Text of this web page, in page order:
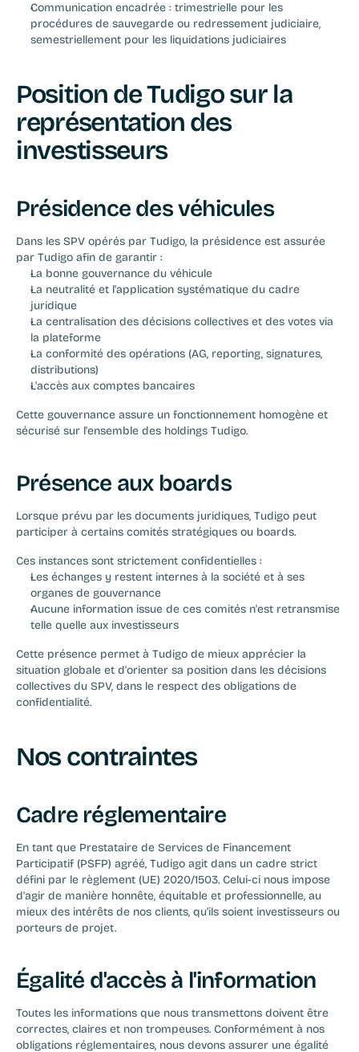
Communication encadrée : trimestrielle pour les
procédures de sauvegarde ou redressement judiciaire,
semestriellement pour les liquidations judiciaires
Position de Tudigo sur la
représentation des
investisseurs
Présidence des véhicules
Dans les SPV opérés par Tudigo, la présidence est assurée
par Tudigo afin de garantir :
La bonne gouvernance du véhicule
La neutralité et l'application systématique du cadre
juridique
La centralisation des décisions collectives et des votes via
la plateforme
La conformité des opérations (AG, reporting, signatures,
distributions)
L'accès aux comptes bancaires
Cette gouvernance assure un fonctionnement homogène et
sécurisé sur l'ensemble des holdings Tudigo.
Présence aux boards
Lorsque prévu par les documents juridiques, Tudigo peut
participer à certains comités stratégiques ou boards.
Ces instances sont strictement confidentielles :
Les échanges y restent internes à la société et à ses
organes de gouvernance
Aucune information issue de ces comités n'est retransmise
telle quelle aux investisseurs
Cette présence permet à Tudigo de mieux apprécier la
situation globale et d'orienter sa position dans les décisions
collectives du SPV, dans le respect des obligations de
confidentialité.
Nos contraintes
Cadre réglementaire
En tant que Prestataire de Services de Financement
Participatif (PSFP) agréé, Tudigo agit dans un cadre strict
défini par le règlement (UE) 2020/1503. Celui-ci nous impose
d'agir de manière honnête, équitable et professionnelle, au
mieux des intérêts de nos clients, qu'ils soient investisseurs ou
porteurs de projet.
Égalité d'accès à l'information
Toutes les informations que nous transmettons doivent être
correctes, claires et non trompeuses. Conformément à nos
obligations réglementaires, nous devons assurer une égalité